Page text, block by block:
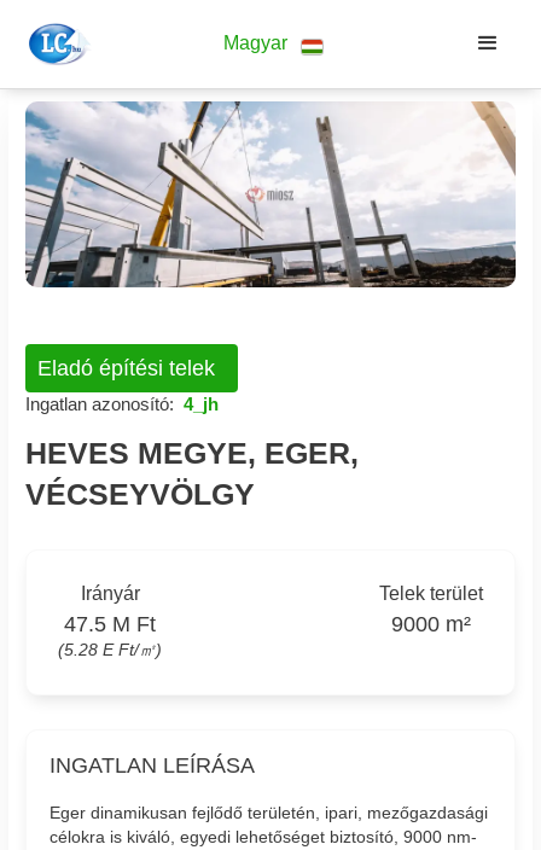
Magyar
Eladó építési telek
Ingatlan azonosító: 4_jh
HEVES MEGYE, EGER,
VÉCSEYVÖLGY
Irányár
47.5 M Ft
(5.28 E Ft/㎡)
Telek terület
9000 m²
INGATLAN LEÍRÁSA
Eger dinamikusan fejlődő területén, ipari, mezőgazdasági
célokra is kiváló, egyedi lehetőséget biztosító, 9000 nm-